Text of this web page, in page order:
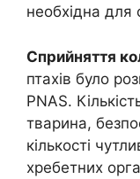
необхідна для
Сприйняття
птахів було
PNAS.
тварина,
кількості
хребетних